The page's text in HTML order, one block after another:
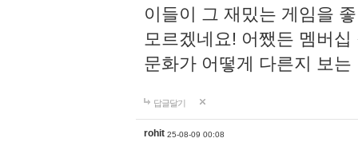
이들이 그 재밌는 게임을
모르겠네요! 어쨌든 멤버
문화가 어떻게 다른지 보
답글달기
rohit 25-08-09 00:08